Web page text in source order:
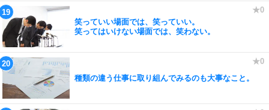
笑っていい場面では、笑っていい。
笑ってはいけない場面では、笑わない。
種類の違う仕事に取り組んでみるのも大事なこと。